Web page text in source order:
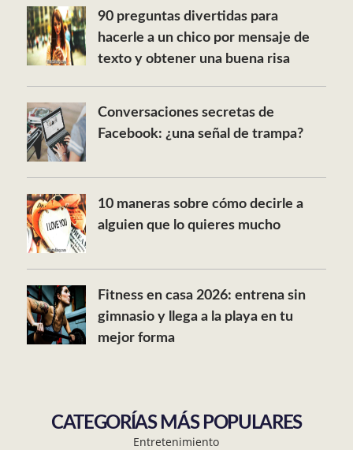
90 preguntas divertidas para
hacerle a un chico por mensaje de
texto y obtener una buena risa
Conversaciones secretas de
Facebook: ¿una señal de trampa?
10 maneras sobre cómo decirle a
alguien que lo quieres mucho
Fitness en casa 2026: entrena sin
gimnasio y llega a la playa en tu
mejor forma
CATEGORÍAS MÁS POPULARES
Entretenimiento